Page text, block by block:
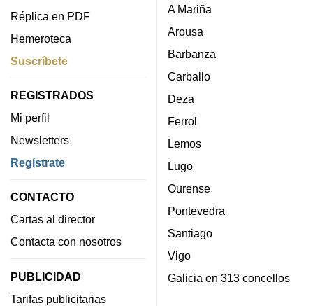
Réplica en PDF
Hemeroteca
Suscríbete
REGISTRADOS
Mi perfil
Newsletters
Regístrate
CONTACTO
Cartas al director
Contacta con nosotros
PUBLICIDAD
Tarifas publicitarias
A Mariña
Arousa
Barbanza
Carballo
Deza
Ferrol
Lemos
Lugo
Ourense
Pontevedra
Santiago
Vigo
Galicia en 313 concellos